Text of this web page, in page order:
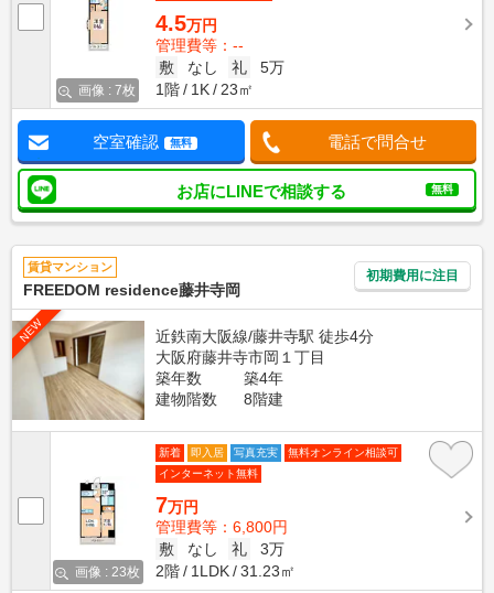
画像 : 7枚
4.5万円
管理費等：--
敷
なし 礼
5万
1階
1K 23㎡
空室確認 無料 電話で問合せ
お店にLINEで相談する 無料
賃貸マンション
FREEDOM residence藤井寺岡
初期費用に注目
NEW
近鉄南大阪線/藤井寺駅 徒歩4分
大阪府藤井寺市岡１丁目
築年数
築4年
建物階数
8階建
画像 : 23枚
新着 即入居 写真充実
無料オンライン相談可
インターネット無料
7万円
管理費等：6,800円
敷
なし 礼
3万
2階
1LDK 31.23㎡